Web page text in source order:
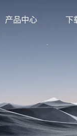
产品中心 下